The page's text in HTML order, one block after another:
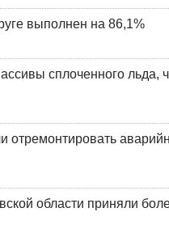
выполнен на 86,1%
сплоченного льда,
отремонтировать
области приняли